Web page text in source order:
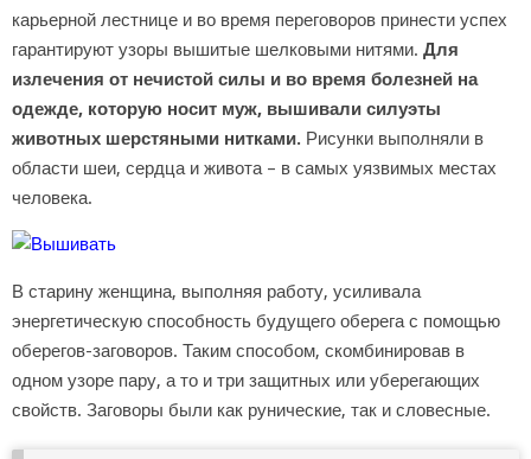
карьерной лестнице и во время переговоров принести успех
гарантируют узоры вышитые шелковыми нитями. Для
излечения от нечистой силы и во время болезней на
одежде, которую носит муж, вышивали силуэты
животных шерстяными нитками. Рисунки выполняли в
области шеи, сердца и живота – в самых уязвимых местах
человека.
В старину женщина, выполняя работу, усиливала
энергетическую способность будущего оберега с помощью
оберегов-заговоров. Таким способом, скомбинировав в
одном узоре пару, а то и три защитных или уберегающих
свойств. Заговоры были как рунические, так и словесные.